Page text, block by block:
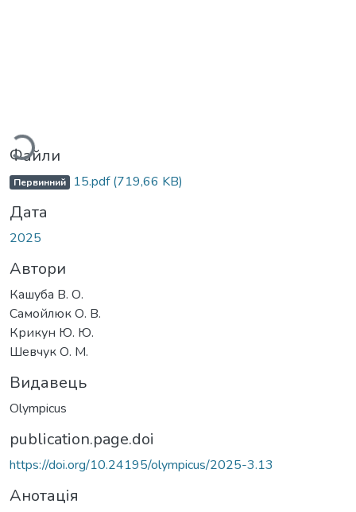
Вантажиться...
Файли
Первинний 15.pdf(719,66 KB)
Дата
2025
Автори
Кашуба В. О.
Самойлюк О. В.
Крикун Ю. Ю.
Шевчук О. М.
Видавець
Olympicus
publication.page.doi
https://doi.org/10.24195/olympicus/2025-3.13
Анотація